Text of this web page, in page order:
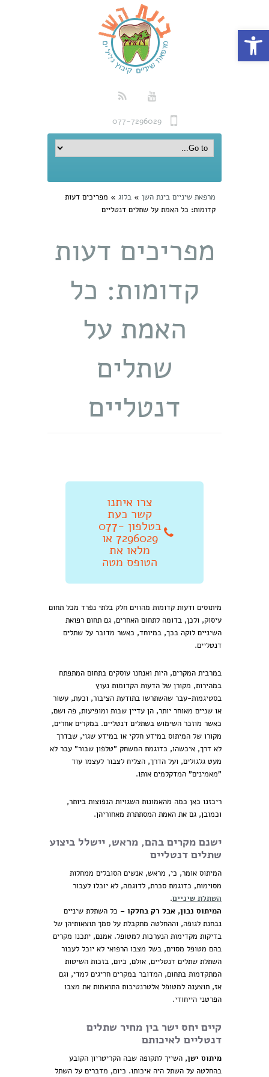
פתח סרגל נגישות
077-7296029
מרפאת שיניים בינת השן » בלוג » מפריכים דעות
קדומות: כל האמת על שתלים דנטליים
מפריכים דעות
קדומות: כל
האמת על
שתלים
דנטליים
צרו איתנו
קשר כעת
בטלפון 077-
7296029 או
מלאו את
הטופס מטה
מיתוסים ודעות קדומות מהווים חלק בלתי נפרד מכל תחום
עיסוק, ולכן, בדומה לתחום האחרים, גם תחום רפואת
השיניים לוקה בכך, במיוחד, כאשר מדובר על שתלים
דנטליים.
במרבית המקרים, היות ואנחנו עוסקים בתחום המתפתח
במהירות, מקורן של הדעות הקדומות נעוץ
בסטיגמות-עבר שהשתרשו בתודעת הציבור, וכעת, עשור
או שניים מאוחר יותר, הן עדיין שבות ומופיעות, פה ושם,
כאשר מוזכר השימוש בשתלים דנטליים. במקרים אחרים,
מקורו של המיתוס במידע חלקי או במידע שגוי, שבדרך
לא דרך, איכשהו, כדוגמת המשחק "טלפון שבור" עבר לא
מעט גלגולים, ועל הדרך, הצליח לצבור לעצמו עוד
"מאמינים" המדקלמים אותו.
ריכזנו כאן כמה מהאמונות השגויות הנפוצות ביותר,
וכמובן, גם את האמת המסתתרת מאחוריהן.
ישנם מקרים בהם, מראש, יישלל ביצוע
שתלים דנטליים
המיתוס אומר, כי, מראש, אנשים הסובלים ממחלות
מסוימות, כדוגמת סכרת, לדוגמה, לא יוכלו לעבור
השתלת שיניים.
המיתוס נכון, אבל רק בחלקו – כל השתלת שיניים
נבחנת לגופה, וההחלטה מתקבלת על סמך תוצאותיהן של
בדיקות מקדימות הנערכות למטופל. אמנם, יתכנו מקרים
בהם מטופל מסוים, בשל מצבו הרפואי לא יוכל לעבור
השתלת שתלים דנטליים, אולם, כיום, בזכות השיטות
המתקדמות בתחום, המדובר במקרים חריגים למדי, וגם
אז, תוצענה למטופל אלטרנטיבות התואמות את מצבו
הפרטני הייחודי.
קיים יחס ישר בין מחיר שתלים
דנטליים לאיכותם
מיתוס ישן, השייך לתקופה שבה הקריטריון הקובע
בהחלטה על השתל היה איכותו. כיום, מדברים על השתל